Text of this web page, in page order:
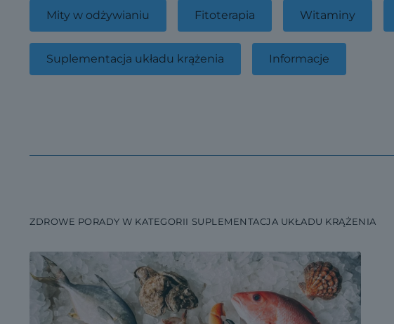
Mity w odżywianiu Fitoterapia Witaminy
Suplementacja układu krążenia Informacje
ZDROWE PORADY W KATEGORII SUPLEMENTACJA UKŁADU KRĄŻENIA